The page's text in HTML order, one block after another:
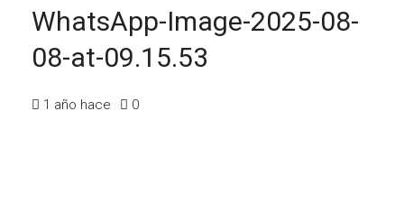
WhatsApp-Image-2025-08-
08-at-09.15.53
1 año hace 0